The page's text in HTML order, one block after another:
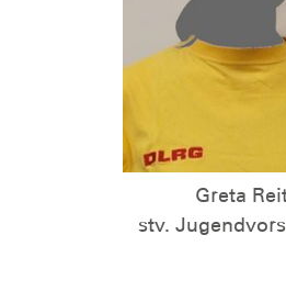
Greta
stv.